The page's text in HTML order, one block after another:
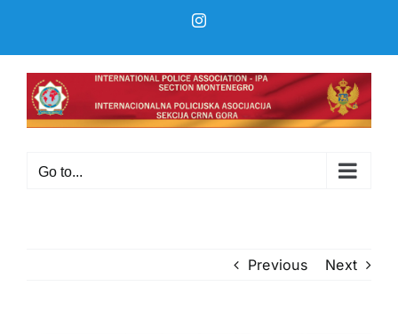
content
Instagram
Go to...
Previous Next